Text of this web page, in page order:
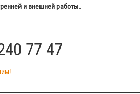
и внешней работы.
77 47